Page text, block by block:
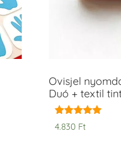
Ovisjel
Duó + textil
Értékelés:
5.00
4.830 Ft